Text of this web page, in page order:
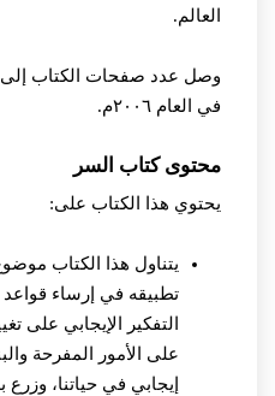
العالم.
في العام ٢٠٠٦م.
محتوى كتاب السر
يحتوي هذا الكتاب على:
يتناول هذا الكتاب
تطبيقه في إرساء قواعد
التفكير الإيجابي على
على الأمور المفرحة
إيجابي في حياتنا، وزرع